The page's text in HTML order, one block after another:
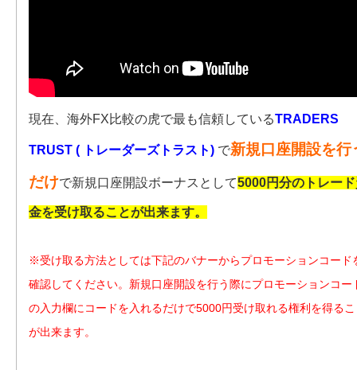
現在、海外FX比較の虎で最も信頼しているTRADERS
TRUST ( トレーダーズトラスト) で新規口座開設を行
だけで新規口座開設ボーナスとして5000円分のトレー
金を受け取ることが出来ます。
※受け取る方法としては下記のバナーからプロモーションコード
確認してください。新規口座開設を行う際にプロモーションコー
の入力欄にコードを入れるだけで5000円受け取れる権利を得る
が出来ます。